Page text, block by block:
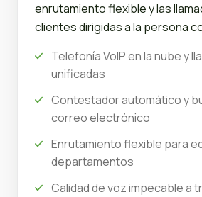
enrutamiento flexible y las
clientes dirigidas a la persona
Telefonía VoIP en la nube y
unificadas
Contestador automático y
correo electrónico
Enrutamiento flexible para
departamentos
Calidad de voz impecable a